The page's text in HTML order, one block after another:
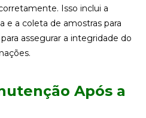
Isso inclui a
e a coleta de amostras para
assegurar a integridade do
Após a